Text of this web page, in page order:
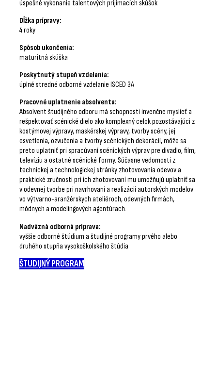
úspešné vykonanie talentových prijímacích skúšok
Dĺžka prípravy:
4 roky
Spôsob ukončenia:
maturitná skúška
Poskytnutý stupeň vzdelania:
úplné stredné odborné vzdelanie ISCED 3A
Pracovné uplatnenie absolventa:
Absolvent študijného odboru má schopnosti invenčne myslieť a
rešpektovať scénické dielo ako komplexný celok pozostávajúci z
kostýmovej výpravy, maskérskej výpravy, tvorby scény, jej
osvetlenia, ozvučenia a tvorby scénických dekorácií, môže sa
preto uplatniť pri spracúvaní scénických výprav pre divadlo, film,
televíziu a ostatné scénické formy. Súčasne vedomosti z
technickej a technologickej stránky zhotovovania odevov a
praktické zručnosti pri ich zhotovovaní mu umožňujú uplatniť sa
v odevnej tvorbe pri navrhovaní a realizácii autorských modelov
vo výtvarno-aranžérskych ateliéroch, odevných firmách,
módnych a modelingových agentúrach.
Nadväzná odborná príprava:
vyššie odborné štúdium a študijné programy prvého alebo
druhého stupňa vysokoškolského štúdia
ŠTUDIJNÝ PROGRAM